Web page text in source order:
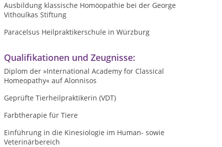
Ausbildung klassische Homöopathie bei der George
Vithoulkas Stiftung
Paracelsus Heilpraktikerschule in Würzburg
Qualifikationen und Zeugnisse:
Diplom der »International Academy for Classical
Homeopathy« auf Alonnisos
Geprüfte Tierheilpraktikerin (VDT)
Farbtherapie für Tiere
Einführung in die Kinesiologie im Human- sowie
Veterinärbereich